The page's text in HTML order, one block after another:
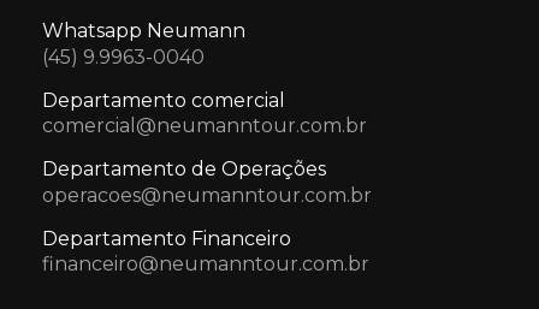
Whatsapp Neumann
(45) 9.9963-0040
Departamento comercial
comercial@neumanntour.com.br
Departamento de Operações
operacoes@neumanntour.com.br
Departamento Financeiro
financeiro@neumanntour.com.br